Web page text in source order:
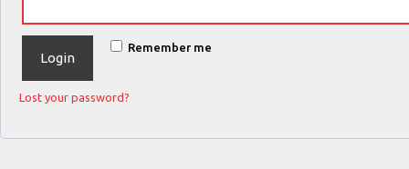
Remember me
Login
Lost your password?